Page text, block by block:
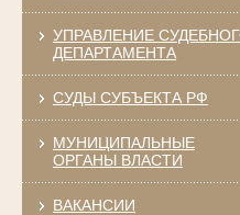
УПРАВЛЕНИЕ
ДЕПАРТАМЕНТА
СУДЫ СУБЪЕКТА РФ
МУНИЦИПАЛЬНЫЕ
ОРГАНЫ ВЛАСТИ
ВАКАНСИИ